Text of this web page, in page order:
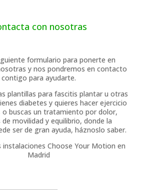
con nosotras
formulario para ponerte en
y nos pondremos en contacto
contigo para ayudarte.
plantillas para fascitis plantar u otras
diabetes y quieres hacer ejercicio
buscas un tratamiento por dolor,
movilidad y equilibrio, donde la
ser de gran ayuda, háznoslo saber.
instalaciones Choose Your Motion en
Madrid